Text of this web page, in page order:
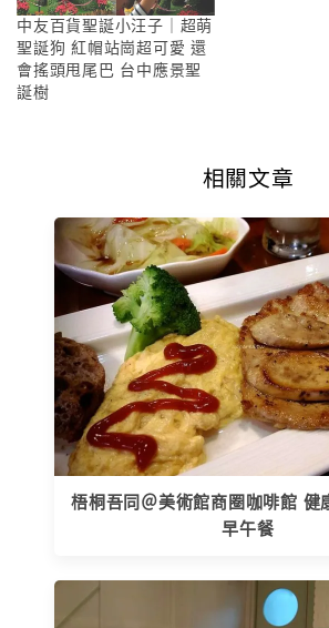
中友百貨聖誕小汪子｜超萌
聖誕狗 紅帽站崗超可愛 還
會搖頭甩尾巴 台中應景聖
誕樹
相關文章
梧桐吾同＠美術館商圈咖啡館 健
早午餐